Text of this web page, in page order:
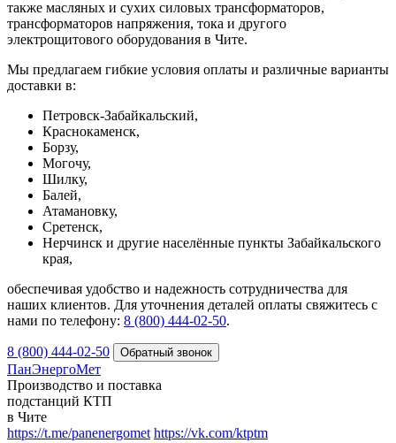
также масляных и сухих силовых трансформаторов,
трансформаторов напряжения, тока и другого
электрощитового оборудования в Чите.
Мы предлагаем гибкие условия оплаты и различные варианты
доставки в:
Петровск-Забайкальский,
Краснокаменск,
Борзу,
Могочу,
Шилку,
Балей,
Атамановку,
Сретенск,
Нерчинск и другие населённые пункты Забайкальского
края,
обеспечивая удобство и надежность сотрудничества для
наших клиентов. Для уточнения деталей оплаты свяжитесь с
нами по телефону: 8 (800) 444-02-50.
8 (800) 444-02-50
ПанЭнергоМет
Производство и поставка
подстанций КТП
в Чите
https://t.me/panenergomet https://vk.com/ktptm